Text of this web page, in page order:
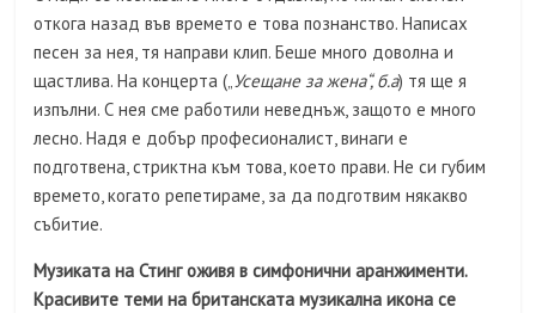
откога назад във времето е това познанство. Написах
песен за нея, тя направи клип. Беше много доволна и
щастлива. На концерта („Усещане за жена“, б.а) тя ще я
изпълни. С нея сме работили неведнъж, защото е много
лесно. Надя е добър професионалист, винаги е
подготвена, стриктна към това, което прави. Не си губим
времето, когато репетираме, за да подготвим някакво
събитие.
Музиката на Стинг оживя в симфонични аранжименти.
Красивите теми на британската музикална икона се